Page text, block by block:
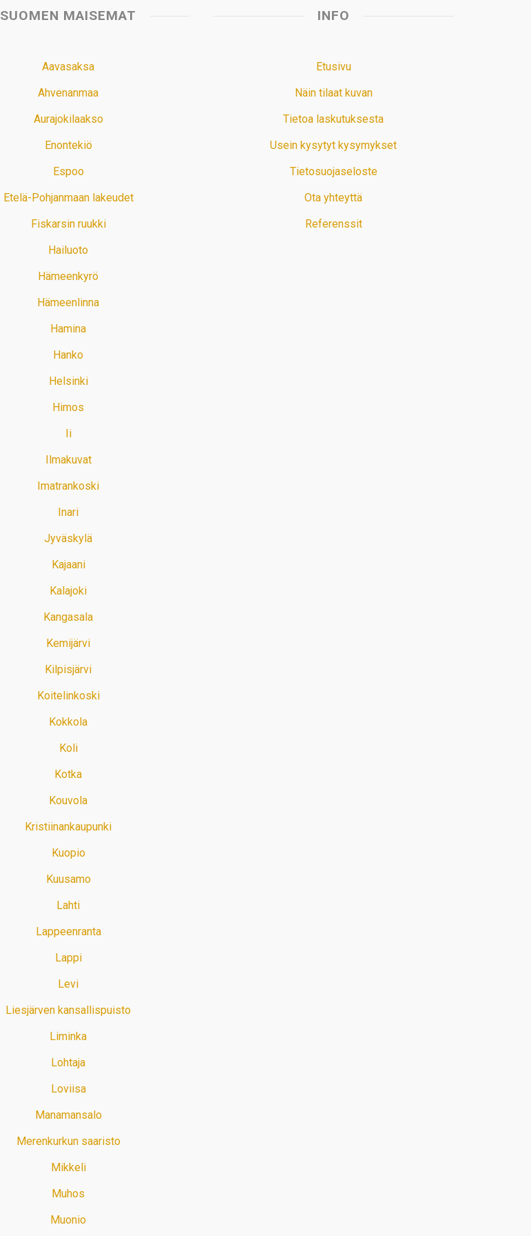
SUOMEN MAISEMAT
Aavasaksa
Ahvenanmaa
Aurajokilaakso
Enontekiö
Espoo
Etelä-Pohjanmaan lakeudet
Fiskarsin ruukki
Hailuoto
Hämeenkyrö
Hämeenlinna
Hamina
Hanko
Helsinki
Himos
Ii
Ilmakuvat
Imatrankoski
Inari
Jyväskylä
Kajaani
Kalajoki
Kangasala
Kemijärvi
Kilpisjärvi
Koitelinkoski
Kokkola
Koli
Kotka
Kouvola
Kristiinankaupunki
Kuopio
Kuusamo
Lahti
Lappeenranta
Lappi
Levi
Liesjärven kansallispuisto
Liminka
Lohtaja
Loviisa
Manamansalo
Merenkurkun saaristo
Mikkeli
Muhos
Muonio
INFO
Etusivu
Näin tilaat kuvan
Tietoa laskutuksesta
Usein kysytyt kysymykset
Tietosuojaseloste
Ota yhteyttä
Referenssit